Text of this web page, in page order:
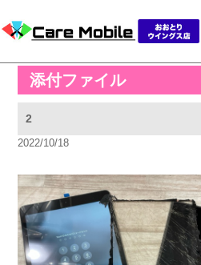
添付ファイル
2
2022/10/18